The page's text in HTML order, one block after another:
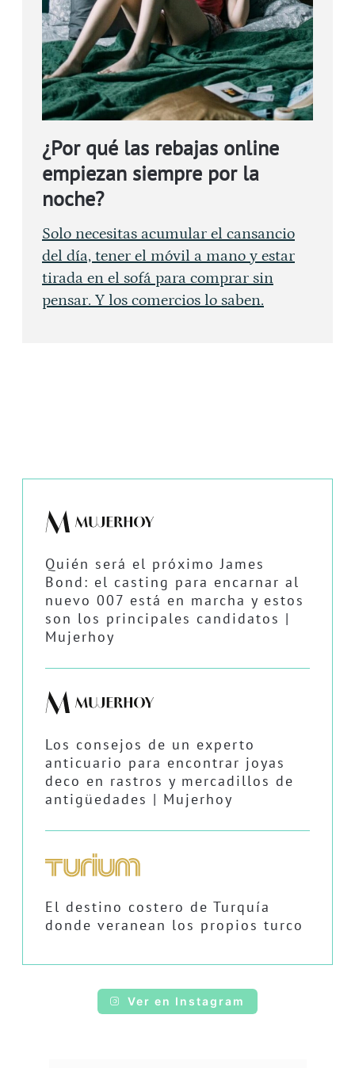
¿Por qué las rebajas online
empiezan siempre por la
noche?
Solo necesitas acumular el cansancio
del día, tener el móvil a mano y estar
tirada en el sofá para comprar sin
pensar. Y los comercios lo saben.
Quién será el próximo James
Bond: el casting para encarnar al
nuevo 007 está en marcha y estos
son los principales candidatos |
Mujerhoy
Los consejos de un experto
anticuario para encontrar joyas
deco en rastros y mercadillos de
antigüedades | Mujerhoy
El destino costero de Turquía
donde veranean los propios turco
Ver en Instagram